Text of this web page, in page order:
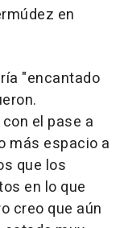
en
"encantado
el pase a
más espacio a
que los
en lo que
creo que aún